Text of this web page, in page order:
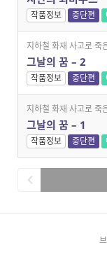
작품정보 중단편
지하철 화재 사고로 죽
그날의 꿈 – 2
작품정보 중단편
지하철 화재 사고로 죽
그날의 꿈 – 1
작품정보 중단편